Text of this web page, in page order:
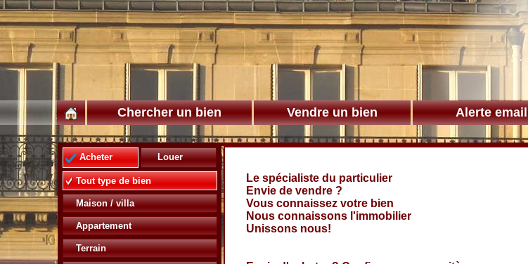
Chercher un bien Vendre un bien Alerte email
Acheter Louer
Tout type de bien
Maison / villa
Appartement
Terrain
Le spécialiste du particulier
Envie de vendre ?
Vous connaissez votre bien
Nous connaissons l'immobilier
Unissons nous!